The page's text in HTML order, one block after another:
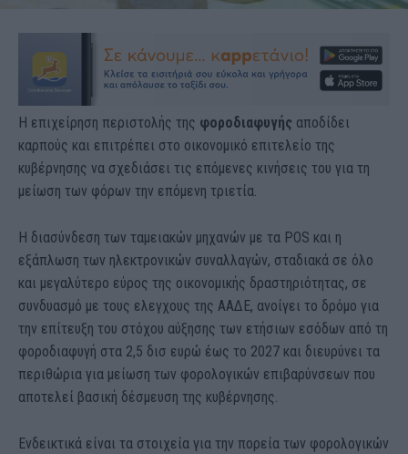
Η επιχείρηση περιστολής της φοροδιαφυγής αποδίδει
καρπούς και επιτρέπει στο οικονομικό επιτελείο της
κυβέρνησης να σχεδιάσει τις επόμενες κινήσεις του για τη
μείωση των φόρων την επόμενη τριετία.
Η διασύνδεση των ταμειακών μηχανών με τα POS και η
εξάπλωση των ηλεκτρονικών συναλλαγών, σταδιακά σε όλο
και μεγαλύτερο εύρος της οικονομικής δραστηριότητας, σε
συνδυασμό με τους ελεγχους της ΑΑΔΕ, ανοίγει το δρόμο για
την επίτευξη του στόχου αύξησης των ετήσιων εσόδων από τη
φοροδιαφυγή στα 2,5 δισ ευρώ έως το 2027 και διευρύνει τα
περιθώρια για μείωση των φορολογικών επιβαρύνσεων που
αποτελεί βασική δέσμευση της κυβέρνησης.
Ενδεικτικά είναι τα στοιχεία για την πορεία των φορολογικών